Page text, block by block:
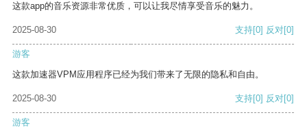
这款app的音乐资源非常优质，可以让我尽情享受音乐的魅力。
2025-08-30 支持[0] 反对[0]
游客
这款加速器VPM应用程序已经为我们带来了无限的隐私和自由。
2025-08-30 支持[0] 反对[0]
游客